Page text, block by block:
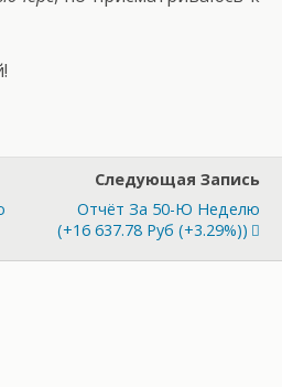
Следующая Запись
Отчёт За 50-Ю Неделю
(+16 637.78 Руб (+3.29%))